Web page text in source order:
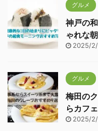
グルメ
神戸の
ゃれな
2025/
グルメ
梅田の
らカフ
2025/